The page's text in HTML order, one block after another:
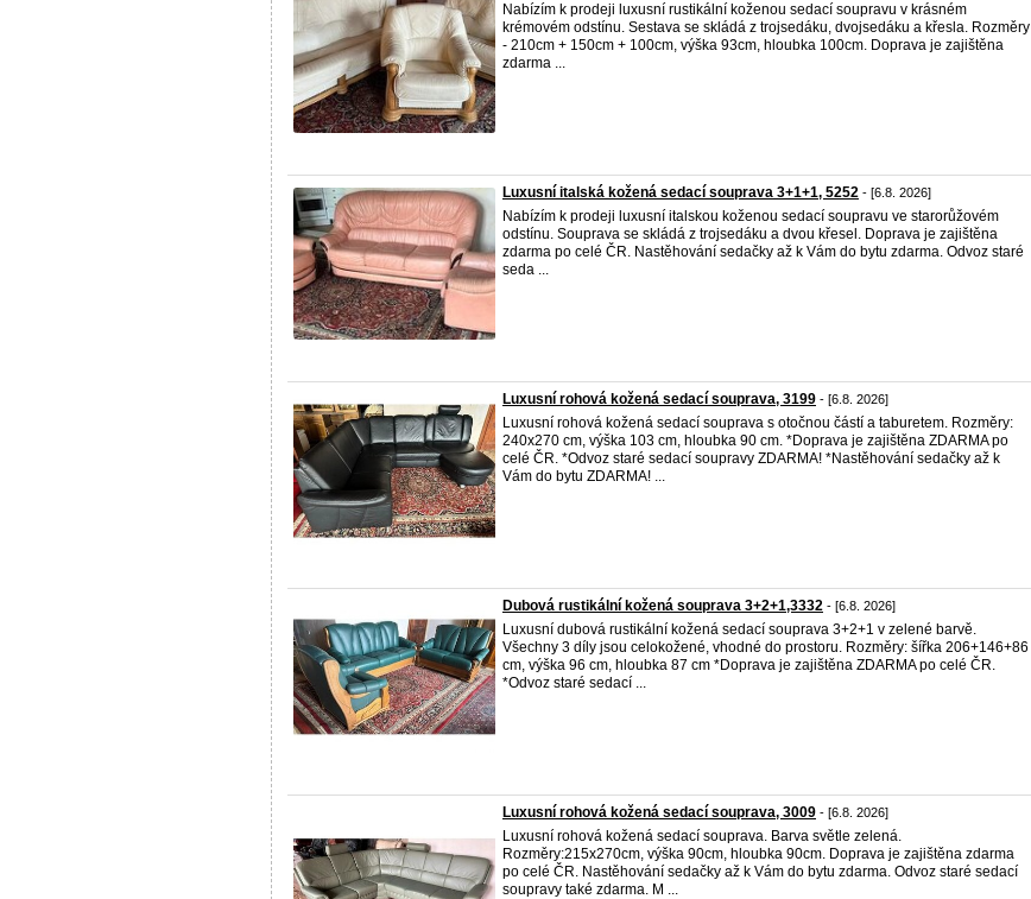
Nabízím k prodeji luxusní rustikální koženou sedací soupravu v krásném
krémovém odstínu. Sestava se skládá z trojsedáku, dvojsedáku a křesla. Rozměry
- 210cm + 150cm + 100cm, výška 93cm, hloubka 100cm. Doprava je zajištěna
zdarma ...
Luxusní italská kožená sedací souprava 3+1+1, 5252 - [6.8. 2026]
Nabízím k prodeji luxusní italskou koženou sedací soupravu ve starorůžovém
odstínu. Souprava se skládá z trojsedáku a dvou křesel. Doprava je zajištěna
zdarma po celé ČR. Nastěhování sedačky až k Vám do bytu zdarma. Odvoz staré
seda ...
Luxusní rohová kožená sedací souprava, 3199 - [6.8. 2026]
Luxusní rohová kožená sedací souprava s otočnou částí a taburetem. Rozměry:
240x270 cm, výška 103 cm, hloubka 90 cm. *Doprava je zajištěna ZDARMA po
celé ČR. *Odvoz staré sedací soupravy ZDARMA! *Nastěhování sedačky až k
Vám do bytu ZDARMA! ...
Dubová rustikální kožená souprava 3+2+1,3332 - [6.8. 2026]
Luxusní dubová rustikální kožená sedací souprava 3+2+1 v zelené barvě.
Všechny 3 díly jsou celokožené, vhodné do prostoru. Rozměry: šířka 206+146+86
cm, výška 96 cm, hloubka 87 cm *Doprava je zajištěna ZDARMA po celé ČR.
*Odvoz staré sedací ...
Luxusní rohová kožená sedací souprava, 3009 - [6.8. 2026]
Luxusní rohová kožená sedací souprava. Barva světle zelená.
Rozměry:215x270cm, výška 90cm, hloubka 90cm. Doprava je zajištěna zdarma
po celé ČR. Nastěhování sedačky až k Vám do bytu zdarma. Odvoz staré sedací
soupravy také zdarma. M ...